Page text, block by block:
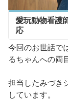
愛玩動物看護
応
今回のお世話で
るちゃんへの両
担当したみづき
しています。